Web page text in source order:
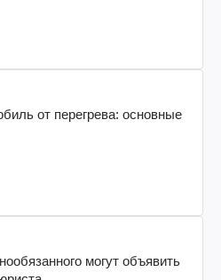
от перегрева: основные
могут объявить